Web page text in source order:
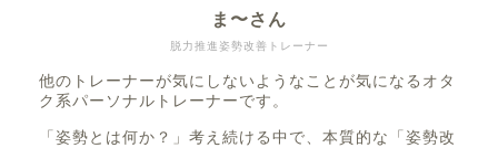
脱力推進姿勢改善トレーナー
ま〜さん
他のトレーナーが気にしないようなことが気になるオタ
ク系パーソナルトレーナーです。
「姿勢とは何か？」考え続ける中で、本質的な「姿勢改